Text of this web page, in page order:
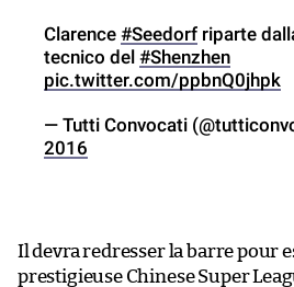
Clarence #Seedorf riparte
tecnico del #Shenzhen
pic.twitter.com/ppbnQ0jhpk
— Tutti Convocati
2016
Il devra redresser la barre pour
prestigieuse Chinese Super